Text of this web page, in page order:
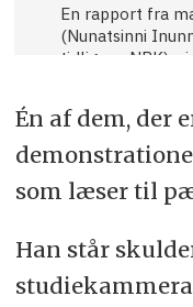
En rapport fra
(Nunatsinni
tidligere NPK),
af det
ikke nyere tal
Sermitsiaq har
pædagogisk
de 79 er der 64
pædagogisk
Én af dem, der
som læser til
Han står